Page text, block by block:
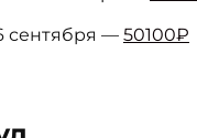
сентября — 50100₽